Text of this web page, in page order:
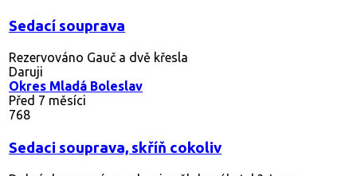
Sedací souprava
Rezervováno Gauč a dvě křesla
Daruji
Okres Mladá Boleslav
Před 7 měsíci
768
Sedaci souprava, skříň cokoliv